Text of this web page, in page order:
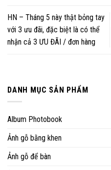
DANH MỤC SẢN PHẨM
Album Photobook
Ảnh gỗ bằng khen
Ảnh gỗ để bàn
HN – Tháng 5 này thật bỏng tay
với 3 ưu đãi, đặc biệt là có thể
nhận cả 3 ƯU ĐÃI / đơn hàng